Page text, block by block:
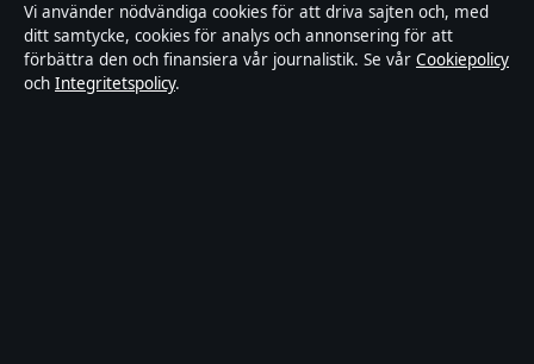
guide
augusti 7, 2026
Vi använder nödvändiga cookies för att driva sajten och, med
ditt samtycke, cookies för analys och annonsering för att
förbättra den och finansiera vår journalistik. Se vår Cookiepolicy
och Integritetspolicy.